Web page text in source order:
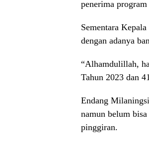
penerima
Sementara
dengan adanya
“Alhamdulillah,
Tahun 2023 dan
Endang
namun belum
pinggiran.